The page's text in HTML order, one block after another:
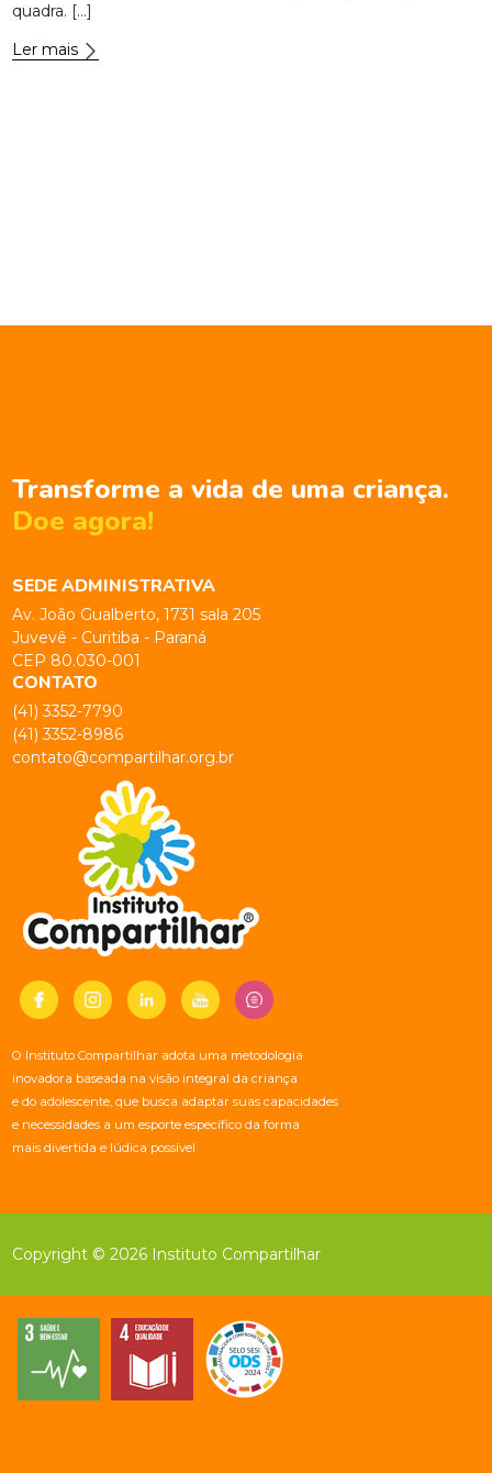
quadra. […]
Ler mais
Transforme a vida de uma criança.
Doe agora!
SEDE ADMINISTRATIVA
Av. João Gualberto, 1731 sala 205
Juvevê - Curitiba - Paraná
CEP 80.030-001
CONTATO
(41) 3352-7790
(41) 3352-8986
contato@compartilhar.org.br
O Instituto Compartilhar adota uma metodologia
inovadora baseada na visão integral da criança
e do adolescente, que busca adaptar suas capacidades
e necessidades a um esporte específico da forma
mais divertida e lúdica possível
Copyright © 2026 Instituto Compartilhar